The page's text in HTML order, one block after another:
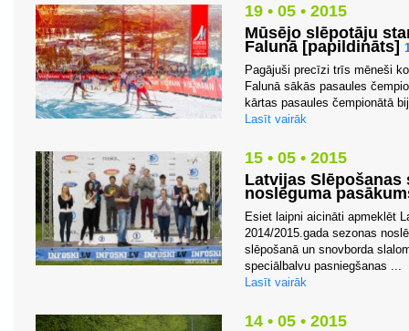
19 • 05 • 2015
Mūsējo slēpotāju
Falunā [papildināts]
Pagājuši precīzi trīs mēneši
Falunā sākās pasaules
kārtas pasaules čempionātā
Lasīt vairāk
15 • 05 • 2015
Latvijas Slēpošanas
noslēguma
Esiet laipni aicināti apmeklēt
2014/2015.gada sezonas
slēpošanā un snovborda
speciālbalvu pasniegšanas ...
Lasīt vairāk
14 • 05 • 2015